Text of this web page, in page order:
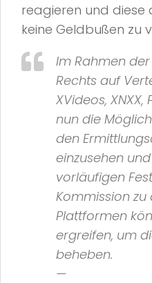
reagieren und diese
keine Geldbußen zu
Im Rahmen
Rechts auf
XVideos,
nun die
den
einzusehen
vorläufigen
Kommission
Plattformen
ergreifen, um
beheben.
—